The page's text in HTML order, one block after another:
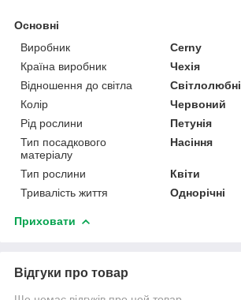
Основні
Виробник
Cerny
Країна виробник
Чехія
Відношення до світла
Світлолюбні
Колір
Червоний
Рід рослини
Петунія
Тип посадкового
матеріалу
Насіння
Тип рослини
Квіти
Тривалість життя
Однорічні
Приховати
Відгуки про товар